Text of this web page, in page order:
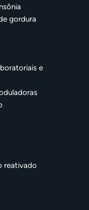
gordura
e
reativado